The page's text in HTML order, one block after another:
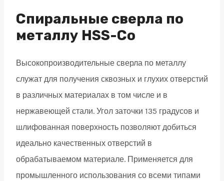
4,9х86
мм
quantity
Спиральные сверла по
металлу HSS-Co
Высокопроизводительные сверла по металлу
служат для получения сквозных и глухих отверстий
в различных материалах в том числе и в
нержавеющей стали. Угол заточки 135 градусов и
шлифованная поверхность позволяют добиться
идеально качественных отверстий в
обрабатываемом материале. Применяется для
промышленного использования со всеми типами